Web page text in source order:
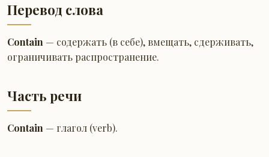
Перевод слова
Contain — содержать (в себе), вмещать, сдерживать,
ограничивать распространение.
Часть речи
Contain — глагол (verb).